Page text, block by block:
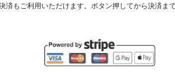
もご利用いただけます。ボタン押してから決済ま